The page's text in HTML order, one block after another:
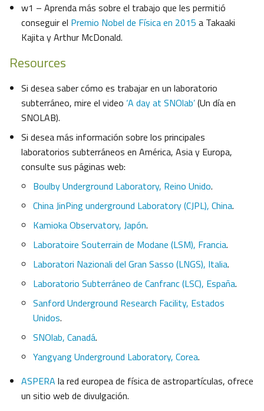
w1 – Aprenda más sobre el trabajo que les permitió
conseguir el Premio Nobel de Física en 2015 a Takaaki
Kajita y Arthur McDonald.
Resources
Si desea saber cómo es trabajar en un laboratorio
subterráneo, mire el video ‘A day at SNOlab’(Un día en
SNOLAB).
Si desea más información sobre los principales
laboratorios subterráneos en América, Asia y Europa,
consulte sus páginas web:
Boulby Underground Laboratory, Reino Unido.
China JinPing underground Laboratory (CJPL), China.
Kamioka Observatory, Japón.
Laboratoire Souterrain de Modane (LSM), Francia.
Laboratori Nazionali del Gran Sasso (LNGS), Italia.
Laboratorio Subterráneo de Canfranc (LSC), España.
Sanford Underground Research Facility, Estados
Unidos.
SNOlab, Canadá.
Yangyang Underground Laboratory, Corea.
ASPERA la red europea de física de astropartículas, ofrece
un sitio web de divulgación.